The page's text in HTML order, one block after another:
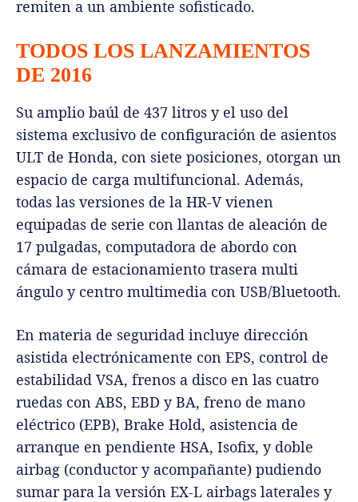
remiten a un ambiente sofisticado.
TODOS LOS LANZAMIENTOS
DE 2016
Su amplio baúl de 437 litros y el uso del
sistema exclusivo de configuración de asientos
ULT de Honda, con siete posiciones, otorgan un
espacio de carga multifuncional. Además,
todas las versiones de la HR-V vienen
equipadas de serie con llantas de aleación de
17 pulgadas, computadora de abordo con
cámara de estacionamiento trasera multi
ángulo y centro multimedia con USB/Bluetooth.
En materia de seguridad incluye dirección
asistida electrónicamente con EPS, control de
estabilidad VSA, frenos a disco en las cuatro
ruedas con ABS, EBD y BA, freno de mano
eléctrico (EPB), Brake Hold, asistencia de
arranque en pendiente HSA, Isofix, y doble
airbag (conductor y acompañante) pudiendo
sumar para la versión EX-L airbags laterales y